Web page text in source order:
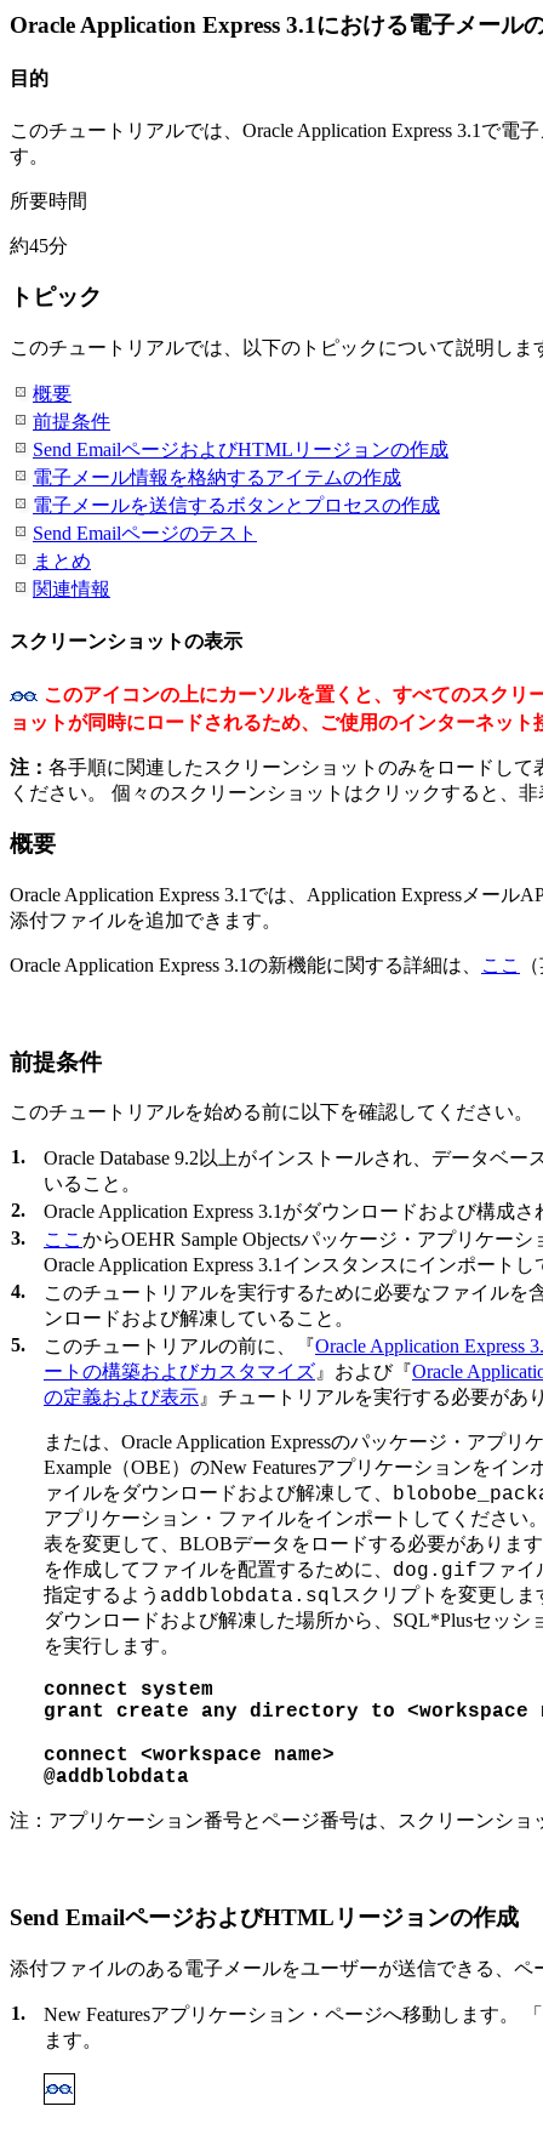
Oracle Application Express 3.1における電子メール
目的
このチュートリアルでは、Oracle Application Express 3.1で
す。
所要時間
約45分
トピック
このチュートリアルでは、以下のトピックについて説明しま
概要
前提条件
Send EmailページおよびHTMLリージョンの作成
電子メール情報を格納するアイテムの作成
電子メールを送信するボタンとプロセスの作成
Send Emailページのテスト
まとめ
関連情報
スクリーンショットの表示
このアイコンの上にカーソルを置くと、 すべてのスクリ
ョットが同時にロードされるため、ご使用のインターネッ
注： 各手順に関連したスクリーンショットのみをロードし
ください。 個々のスクリーンショットはクリックすると、
概要
Oracle Application Express 3.1では、Application Expressメール
添付ファイルを追加できます。
Oracle Application Express 3.1の新機能に関する詳細は、 ここ
前提条件
このチュートリアルを始める前に以下を確認してください。
1.
Oracle Database 9.2以上がインストールされ、データベー
いること。
2.
Oracle Application Express 3.1がダウンロードおよび構成
3.
ここ からOEHR Sample Objectsパッケージ・アプリケー
Oracle Application Express 3.1インスタンスにインポート
4.
このチュートリアルを実行するために必要なファイルを
ンロードおよび解凍していること。
5.
このチュートリアルの前に、『Oracle Application
ートの構築およびカスタマイズ 』および『Oracle
の定義および表示 』チュートリアルを実行する必要があ
または、Oracle Application Expressのパッケージ・アプリ
Example（OBE）のNew Featuresアプリケーションをイ
ァイルをダウンロードおよび解凍して、
アプリケーション・ファイルをインポートしてください
表を変更して、BLOBデータをロードする必要がありま
を作成してファイルを配置するために、 dog.gifファイ
指定するよう addblobdata.sqlスクリプトを変更し
ダウンロードおよび解凍した場所から、SQL*Plusセッシ
を実行します。
connect system
grant create any directory to <workspace
connect <workspace name>
@addblobdata
注：アプリケーション番号とページ番号は、スクリーンシ
Send EmailページおよびHTMLリージョンの作成
添付ファイルのある電子メールをユーザーが送信できる、
1.
New Featuresアプリケーション・ページへ移動します。 「
ます。